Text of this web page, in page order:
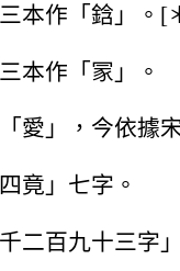
本作「鋡」。[
本作「冡」。
愛」，今依據
竟」七字。
二百九十三字